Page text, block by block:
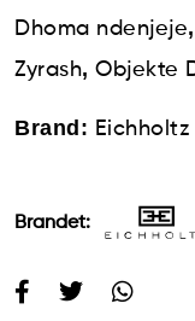
Dhoma ndenjeje,
Zyrash, Objekte
Brand: Eichholtz
Brandet: